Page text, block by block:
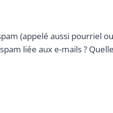
(appelé aussi pourriel
liée aux e-mails ?